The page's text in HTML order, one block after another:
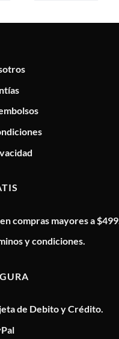
compras mayores a $499.
y condiciones.
de Debito y Crédito.